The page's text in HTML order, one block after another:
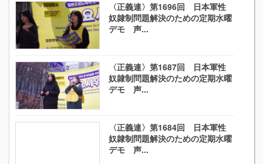
〈正義連〉第1696回 日本軍性
奴隷制問題解決のための定期水曜
デモ 声...
〈正義連〉第1687回 日本軍性
奴隷制問題解決のための定期水曜
デモ 声...
〈正義連〉第1684回 日本軍性
奴隷制問題解決のための定期水曜
デモ 声...